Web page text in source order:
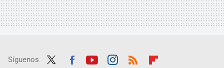
Síguenos